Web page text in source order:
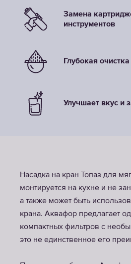
Замена
инструментов
Глубокая
Улучшает вкус и
Насадка на кран Топаз для
монтируется на кухне и не
а также может быть
крана. Аквафор предлагает
компактных фильтров с
это не единственное его